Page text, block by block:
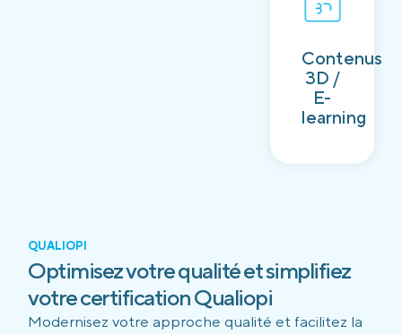
Contenus
3D /
E-
learning
Découvrir
QUALIOPI
Optimisez votre qualité et simplifiez
votre certification Qualiopi
Modernisez votre approche qualité et facilitez la